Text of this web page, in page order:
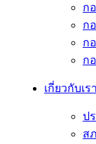
ก
ก
ก
ก
เกี่ยวกับเรา
ป
ส